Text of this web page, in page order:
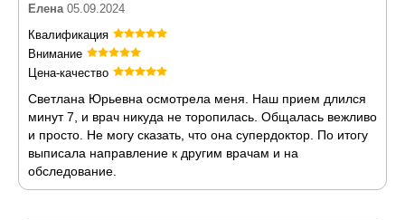
Елена 05.09.2024
Квалификация
Внимание
Цена-качество
Светлана Юрьевна осмотрела меня. Наш прием длился
минут 7, и врач никуда не торопилась. Общалась вежливо
и просто. Не могу сказать, что она супердоктор. По итогу
выписала направление к другим врачам и на
обследование.